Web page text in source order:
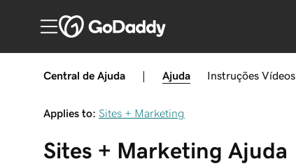
Central de Ajuda Ajuda Instruções Vídeos
Applies to: Sites + Marketing
Sites + Marketing Ajuda